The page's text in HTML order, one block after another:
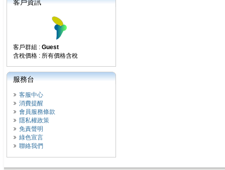
客戶資訊
客戶群組 : Guest
含稅價格 : 所有價格含稅
服務台
客服中心
消費提醒
會員服務條款
隱私權政策
免責聲明
綠色宣言
聯絡我們